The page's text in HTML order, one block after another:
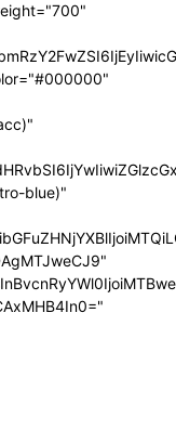
blue)"